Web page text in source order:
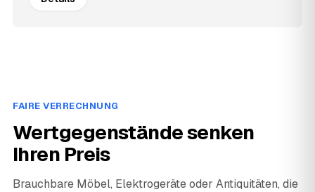
FAIRE VERRECHNUNG
Wertgegenstände senken
Ihren Preis
Brauchbare Möbel, Elektrogeräte oder Antiquitäten, die